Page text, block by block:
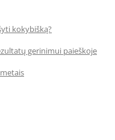
kokybišką?
gerinimui paieškoje